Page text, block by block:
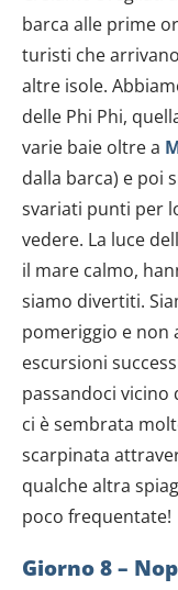
barca alle prime
turisti che
altre isole.
delle Phi Phi,
varie baie oltre a
dalla barca) e poi
svariati punti per
vedere. La luce
il mare calmo,
siamo divertiti.
pomeriggio e non
escursioni
passandoci
ci è sembrata
scarpinata
qualche altra
poco frequentate!
Giorno 8 –